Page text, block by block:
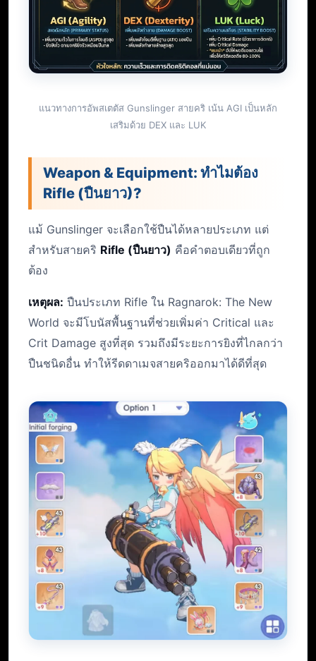
แนวทางการอัพสเตตัส Gunslinger สายคริ เน้น AGI เป็นหลัก
เสริมด้วย DEX และ LUK
Weapon & Equipment: ทำไมต้อง
Rifle (ปืนยาว)?
แม้ Gunslinger จะเลือกใช้ปืนได้หลายประเภท แต่
สำหรับสายคริ Rifle (ปืนยาว) คือคำตอบเดียวที่ถูก
ต้อง
เหตุผล: ปืนประเภท Rifle ใน Ragnarok: The New
World จะมีโบนัสพื้นฐานที่ช่วยเพิ่มค่า Critical และ
Crit Damage สูงที่สุด รวมถึงมีระยะการยิงที่ไกลกว่า
ปืนชนิดอื่น ทำให้รีดดาเมจสายคริออกมาได้ดีที่สุด